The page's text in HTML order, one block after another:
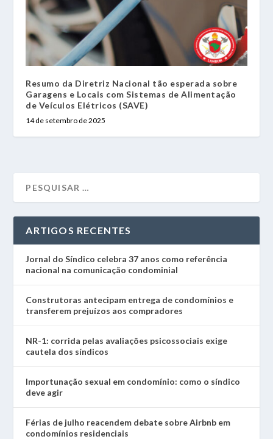
Resumo da Diretriz Nacional tão esperada sobre
Garagens e Locais com Sistemas de Alimentação
de Veículos Elétricos (SAVE)
14 de setembro de 2025
ARTIGOS RECENTES
Jornal do Síndico celebra 37 anos como referência
nacional na comunicação condominial
Construtoras antecipam entrega de condomínios e
transferem prejuízos aos compradores
NR-1: corrida pelas avaliações psicossociais exige
cautela dos síndicos
Importunação sexual em condomínio: como o síndico
deve agir
Férias de julho reacendem debate sobre Airbnb em
condomínios residenciais